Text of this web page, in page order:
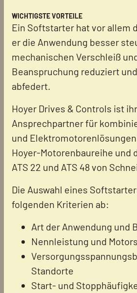
WICHTIGSTE VORTEILE
Ein Softstarter hat vor allem
er die Anwendung besser
mechanischen Verschleiß
Beanspruchung reduziert
abfedert.
Hoyer Drives & Controls ist ihr
Ansprechpartner für
und
Hoyer-Motorenbaureihe und
ATS 22 und ATS 48 von
Die Auswahl eines
folgenden Kriterien ab:
Art der Anwendung und
Nennleistung und
Standorte
Start- und